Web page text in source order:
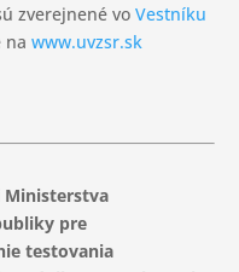
zverejnené vo Vestníku
na www.uvzsr.sk
Ministerstva
pre
testovania